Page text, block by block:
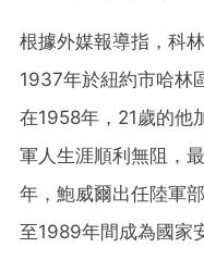
根據外媒報導指，科
1937年於紐約市哈林
在1958年，21歲的他
軍人生涯順利無阻，
年，鮑威爾出任陸軍
至1989年間成為國家